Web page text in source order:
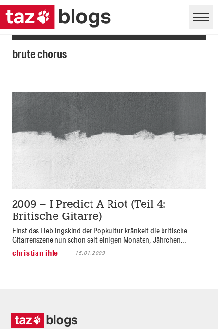
brute chorus
2009 – I Predict A Riot (Teil 4:
Britische Gitarre)
Einst das Lieblingskind der Popkultur kränkelt die britische
Gitarrenszene nun schon seit einigen Monaten, Jährchen...
christian ihle
15.01.2009